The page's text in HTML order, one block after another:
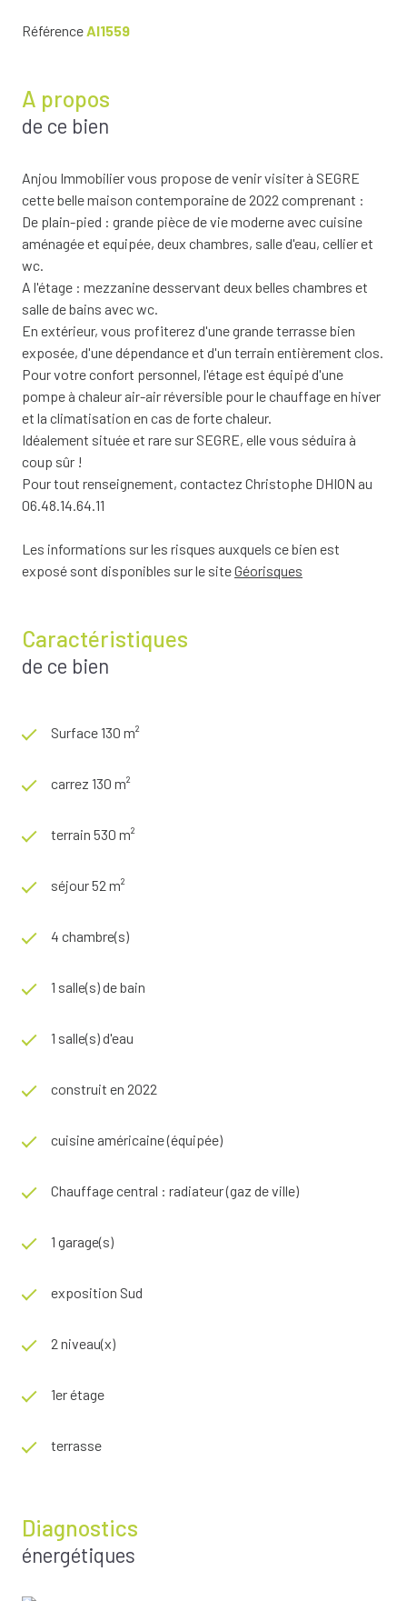
RéférenceAI1559
A propos
de ce bien
Anjou Immobilier vous propose de venir visiter à SEGRE
cette belle maison contemporaine de 2022 comprenant :
De plain-pied : grande pièce de vie moderne avec cuisine
aménagée et equipée, deux chambres, salle d'eau, cellier et
wc.
A l'étage : mezzanine desservant deux belles chambres et
salle de bains avec wc.
En extérieur, vous profiterez d'une grande terrasse bien
exposée, d'une dépendance et d'un terrain entièrement clos.
Pour votre confort personnel, l'étage est équipé d'une
pompe à chaleur air-air réversible pour le chauffage en hiver
et la climatisation en cas de forte chaleur.
Idéalement située et rare sur SEGRE, elle vous séduira à
coup sûr !
Pour tout renseignement, contactez Christophe DHION au
06.48.14.64.11
Les informations sur les risques auxquels ce bien est
exposé sont disponibles sur le siteGéorisques
Caractéristiques
de ce bien
Surface 130 m²
carrez 130 m²
terrain 530 m²
séjour 52 m²
4 chambre(s)
1 salle(s) de bain
1 salle(s) d'eau
construit en 2022
cuisine américaine (équipée)
Chauffage central : radiateur (gaz de ville)
1 garage(s)
exposition Sud
2 niveau(x)
1er étage
terrasse
Diagnostics
énergétiques